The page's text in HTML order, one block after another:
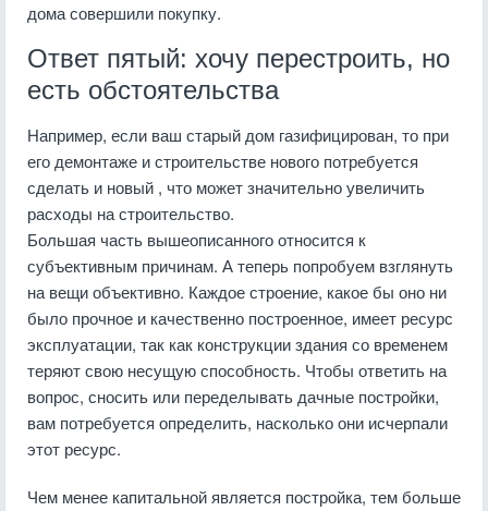
дома совершили покупку.
Ответ пятый: хочу перестроить, но
есть обстоятельства
Например, если ваш старый дом газифицирован, то при
его демонтаже и строительстве нового потребуется
сделать и новый , что может значительно увеличить
расходы на строительство.
Большая часть вышеописанного относится к
субъективным причинам. А теперь попробуем взглянуть
на вещи объективно. Каждое строение, какое бы оно ни
было прочное и качественно построенное, имеет ресурс
эксплуатации, так как конструкции здания со временем
теряют свою несущую способность. Чтобы ответить на
вопрос, сносить или переделывать дачные постройки,
вам потребуется определить, насколько они исчерпали
этот ресурс.
Чем менее капитальной является постройка, тем больше